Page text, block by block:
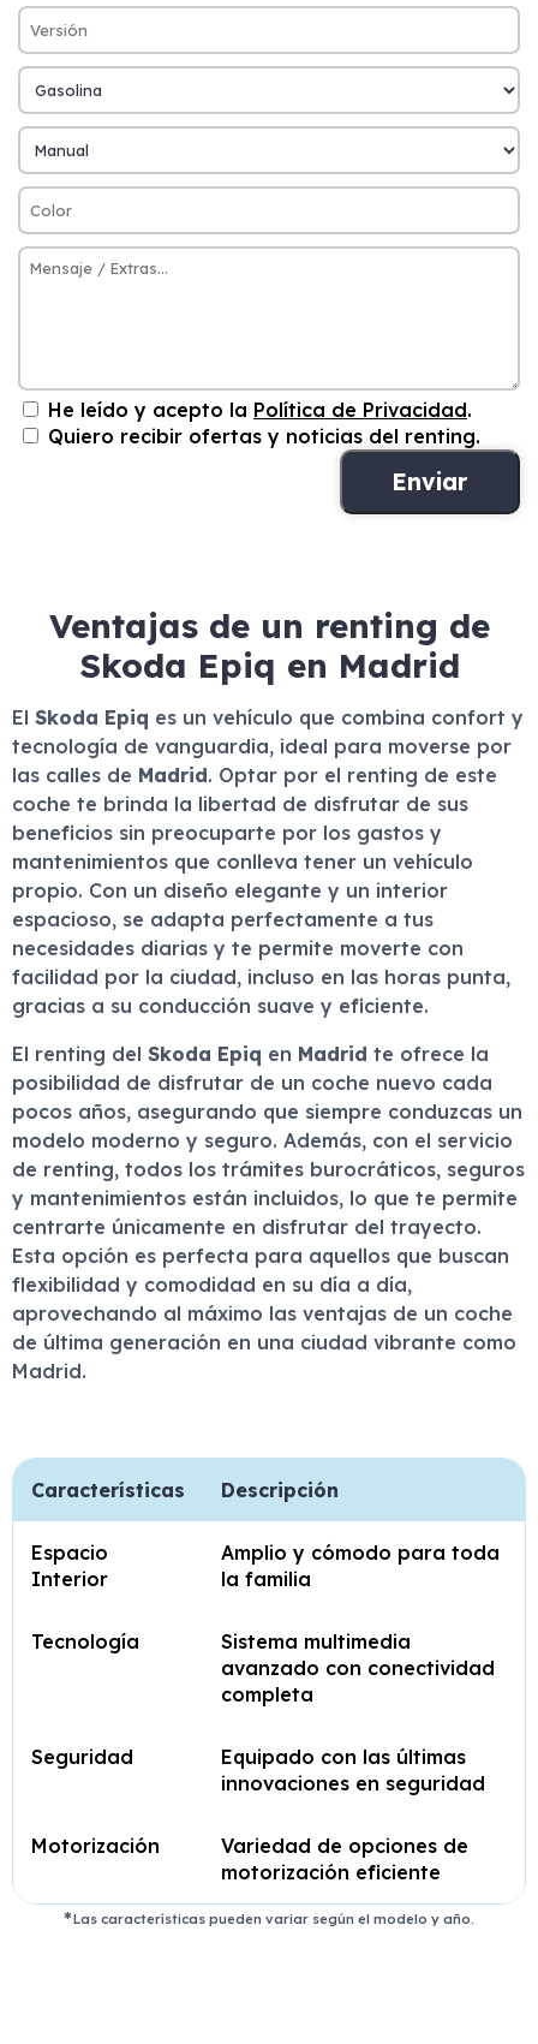
He leído y acepto la Política de Privacidad.
Quiero recibir ofertas y noticias del renting.
Ventajas de un renting de
Skoda Epiq en Madrid
El Skoda Epiq es un vehículo que combina confort y
tecnología de vanguardia, ideal para moverse por
las calles de Madrid. Optar por el renting de este
coche te brinda la libertad de disfrutar de sus
beneficios sin preocuparte por los gastos y
mantenimientos que conlleva tener un vehículo
propio. Con un diseño elegante y un interior
espacioso, se adapta perfectamente a tus
necesidades diarias y te permite moverte con
facilidad por la ciudad, incluso en las horas punta,
gracias a su conducción suave y eficiente.
El renting del Skoda Epiq en Madrid te ofrece la
posibilidad de disfrutar de un coche nuevo cada
pocos años, asegurando que siempre conduzcas un
modelo moderno y seguro. Además, con el servicio
de renting, todos los trámites burocráticos, seguros
y mantenimientos están incluidos, lo que te permite
centrarte únicamente en disfrutar del trayecto.
Esta opción es perfecta para aquellos que buscan
flexibilidad y comodidad en su día a día,
aprovechando al máximo las ventajas de un coche
de última generación en una ciudad vibrante como
Madrid.
Características Descripción
Espacio
Interior
Amplio y cómodo para toda
la familia
Tecnología
Sistema multimedia
avanzado con conectividad
completa
Seguridad
Equipado con las últimas
innovaciones en seguridad
Motorización
Variedad de opciones de
motorización eficiente
Las características pueden variar según el modelo y año.